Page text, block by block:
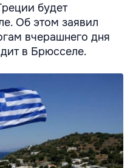
будет
Об этом заявил
вчерашнего дня
в Брюсселе.